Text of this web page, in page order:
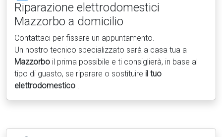
Riparazione elettrodomestici
Mazzorbo a domicilio
Contattaci per fissare un appuntamento.
Un nostro tecnico specializzato sarà a casa tua a
Mazzorbo il prima possibile e ti consiglierà, in base al
tipo di guasto, se riparare o sostituire il tuo
elettrodomestico .